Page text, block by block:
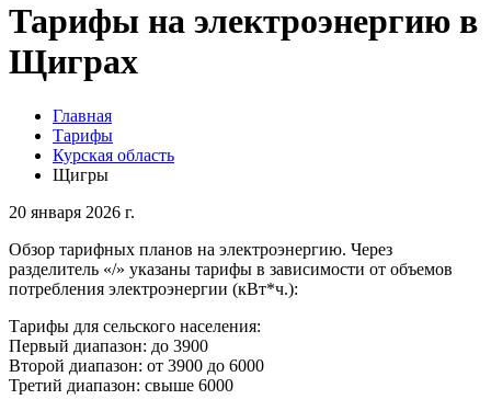
Тарифы на электроэнергию в
Щиграх
Главная
Тарифы
Курская область
Щигры
20 января 2026 г.
Обзор тарифных планов на электроэнергию. Через
разделитель «/» указаны тарифы в зависимости от объемов
потребления электроэнергии (кВт*ч.):
Тарифы для сельского населения:
Первый диапазон: до 3900
Второй диапазон: от 3900 до 6000
Третий диапазон: свыше 6000